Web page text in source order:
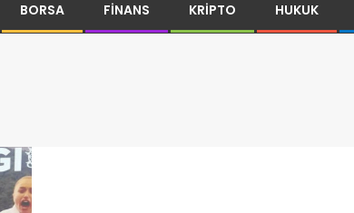
BORSA FINANS KRIPTO HUKUK